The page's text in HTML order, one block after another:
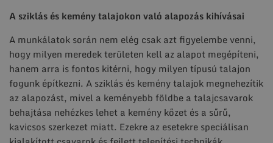
A sziklás és kemény talajokon való alapozás kihívásai
A munkálatok során nem elég csak azt figyelembe venni,
hogy milyen meredek területen kell az alapot megépíteni,
hanem arra is fontos kitérni, hogy milyen típusú talajon
fogunk építkezni. A sziklás és kemény talajok megnehezítik
az alapozást, mivel a keményebb földbe a talajcsavarok
behajtása nehézkes lehet a kemény kőzet és a sűrű,
kavicsos szerkezet miatt. Ezekre az esetekre speciálisan